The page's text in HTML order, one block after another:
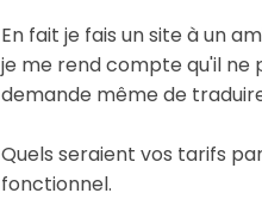
En fait je fais un site à un
je me rend compte qu'il ne
demande même de
Quels seraient vos tarifs
fonctionnel.